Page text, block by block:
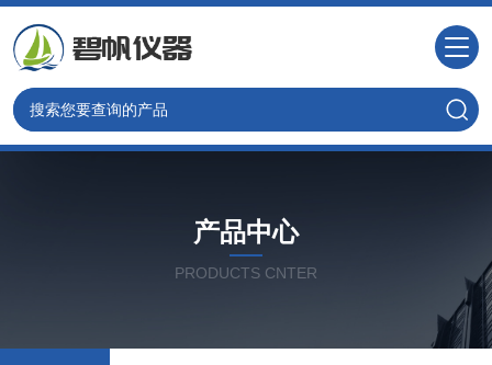
产品中心
PRODUCTS CNTER